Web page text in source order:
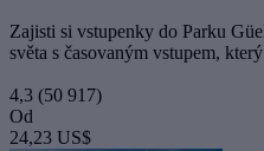
Zajisti si vstupenky do Parku
světa s časovaným vstupem,
4,3 (50 917)
Od
24,23 US$